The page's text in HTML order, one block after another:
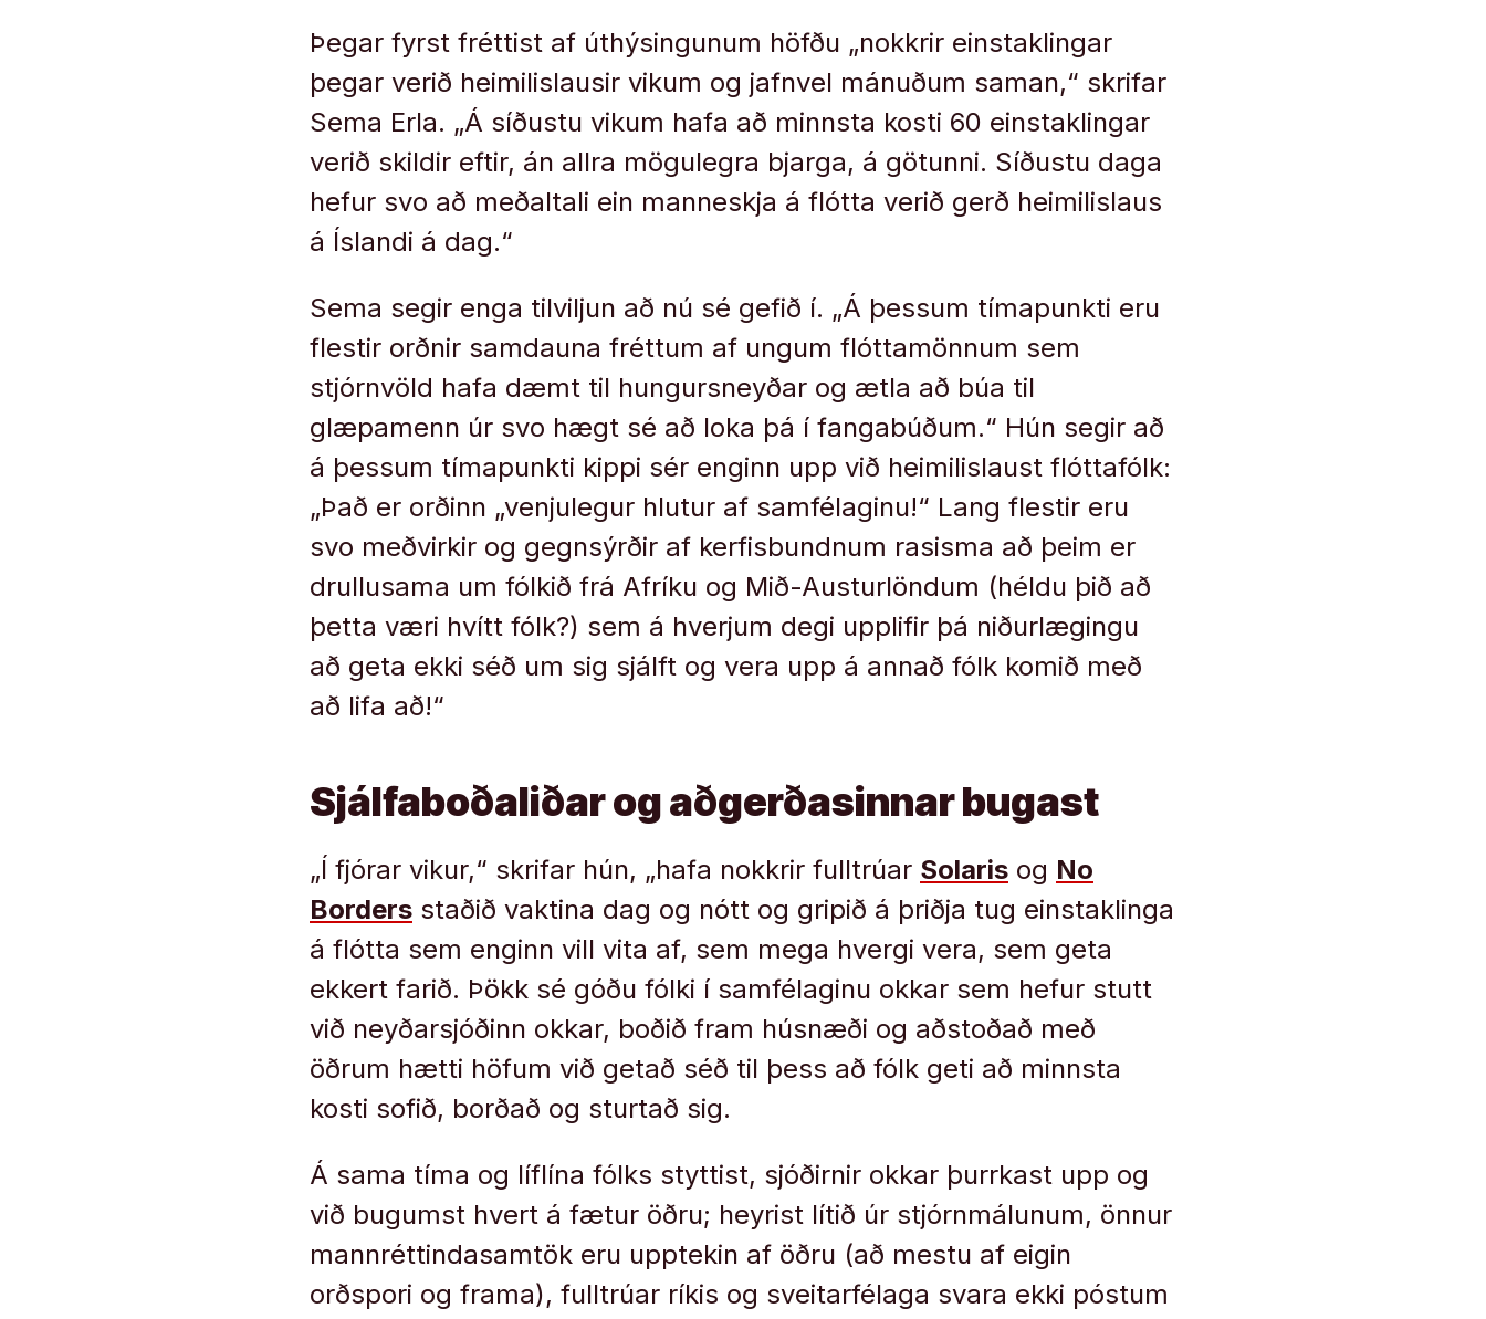
Þegar fyrst fréttist af úthýsingunum höfðu „nokkrir einstaklingar
þegar verið heimilislausir vikum og jafnvel mánuðum saman,“ skrifar
Sema Erla. „Á síðustu vikum hafa að minnsta kosti 60 einstaklingar
verið skildir eftir, án allra mögulegra bjarga, á götunni. Síðustu daga
hefur svo að meðaltali ein manneskja á flótta verið gerð heimilislaus
á Íslandi á dag.“
Sema segir enga tilviljun að nú sé gefið í. „Á þessum tímapunkti eru
flestir orðnir samdauna fréttum af ungum flóttamönnum sem
stjórnvöld hafa dæmt til hungursneyðar og ætla að búa til
glæpamenn úr svo hægt sé að loka þá í fangabúðum.“ Hún segir að
á þessum tímapunkti kippi sér enginn upp við heimilislaust flóttafólk:
„Það er orðinn „venjulegur hlutur af samfélaginu!“ Lang flestir eru
svo meðvirkir og gegnsýrðir af kerfisbundnum rasisma að þeim er
drullusama um fólkið frá Afríku og Mið-Austurlöndum (héldu þið að
þetta væri hvítt fólk?) sem á hverjum degi upplifir þá niðurlægingu
að geta ekki séð um sig sjálft og vera upp á annað fólk komið með
að lifa að!“
Sjálfaboðaliðar og aðgerðasinnar bugast
„Í fjórar vikur,“ skrifar hún, „hafa nokkrir fulltrúar Solaris og No
Borders staðið vaktina dag og nótt og gripið á þriðja tug einstaklinga
á flótta sem enginn vill vita af, sem mega hvergi vera, sem geta
ekkert farið. Þökk sé góðu fólki í samfélaginu okkar sem hefur stutt
við neyðarsjóðinn okkar, boðið fram húsnæði og aðstoðað með
öðrum hætti höfum við getað séð til þess að fólk geti að minnsta
kosti sofið, borðað og sturtað sig.
Á sama tíma og líflína fólks styttist, sjóðirnir okkar þurrkast upp og
við bugumst hvert á fætur öðru; heyrist lítið úr stjórnmálunum, önnur
mannréttindasamtök eru upptekin af öðru (að mestu af eigin
orðspori og frama), fulltrúar ríkis og sveitarfélaga svara ekki póstum